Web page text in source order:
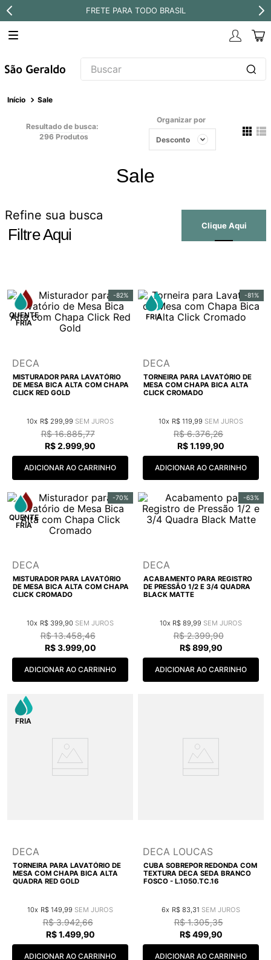
FRETE PARA TODO BRASIL
Buscar
Sale
Resultado de busca:
296Produtos
Organizar por
Desconto
Sale
Refine sua busca
Filtre Aqui
-82%
DECA
MISTURADOR PARA LAVATÓRIO
DE MESA BICA ALTA COM CHAPA
CLICK RED GOLD
10 R$ 299 99
R$ 16.885,77
R$2.999,90
ADICIONAR AO CARRINHO
-81%
DECA
TORNEIRA PARA LAVATÓRIO DE
MESA COM CHAPA BICA ALTA
CLICK CROMADO
10 R$ 119 99
R$ 6.376,26
R$1.199,90
ADICIONAR AO CARRINHO
-70%
DECA
MISTURADOR PARA LAVATÓRIO
DE MESA BICA ALTA COM CHAPA
CLICK CROMADO
10 R$ 399,90
R$ 13.458,46
R$ 3.999,00
ADICIONAR AO CARRINHO
-63%
DECA
ACABAMENTO PARA REGISTRO
DE PRESSÃO 1/2 E 3/4 QUADRA
BLACK MATTE
10 R$ 89,99
R$ 2.399,90
R$ 899,90
ADICIONAR AO CARRINHO
DECA
TORNEIRA PARA LAVATÓRIO DE
MESA COM CHAPA BICA ALTA
QUADRA RED GOLD
10 R$ 149,99
R$ 3.942,66
R$ 1.499,90
ADICIONAR AO CARRINHO
DECA LOUCAS
CUBA SOBREPOR REDONDA COM
TEXTURA DECA SEDA BRANCO
FOSCO - L.1050.TC.16
6 R$ 83,31
R$ 1.305,35
R$ 499,90
ADICIONAR AO CARRINHO
TERMOS MAIS BUSCADOS
º
níquel escovado
6º
black matte
7º
perola
10 º grafite escovado